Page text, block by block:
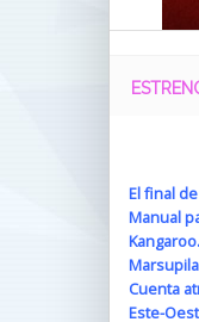
El final
Manual
Cuenta
Este-